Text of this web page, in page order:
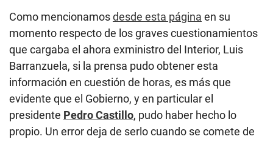
Como mencionamosdesde esta página en su
momento respecto de los graves cuestionamientos
que cargaba el ahora exministro del Interior, Luis
Barranzuela, si la prensa pudo obtener esta
información en cuestión de horas, es más que
evidente que el Gobierno, y en particular el
presidente PedroCastillo, pudo haber hecho lo
propio. Un error deja de serlo cuando se comete de